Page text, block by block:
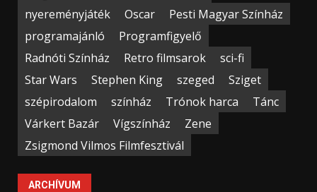
nyereményjáték
Oscar
Pesti Magyar Színház
programajánló
Programfigyelő
Radnóti Színház
Retro filmsarok
sci-fi
Star Wars
Stephen King szeged
Sziget
szépirodalom
színház Trónok harca
Tánc
Várkert Bazár
Vígszínház
Zene
Zsigmond Vilmos Filmfesztivál
ARCHÍVUM